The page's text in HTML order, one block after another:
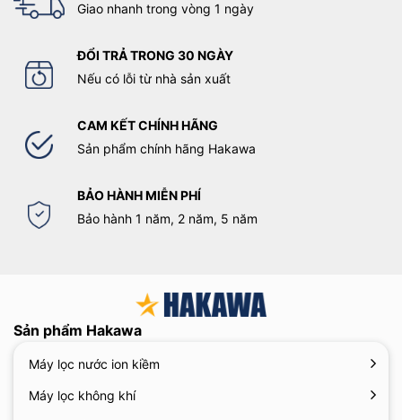
Giao nhanh trong vòng 1 ngày
ĐỔI TRẢ TRONG 30 NGÀY
Nếu có lỗi từ nhà sản xuất
CAM KẾT CHÍNH HÃNG
Sản phẩm chính hãng Hakawa
BẢO HÀNH MIỄN PHÍ
Bảo hành 1 năm, 2 năm, 5 năm
Sản phẩm Hakawa
Máy lọc nước ion kiềm
Máy lọc không khí